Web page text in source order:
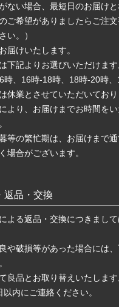
ない場合、最短日のお届けと
ご希望がありましたらご注
い。）
届けいたします。
下記よりお選びいただけます
時、16時-18時、18時-20時
休業とさせていただいており
より、お届けまでお時間を
等の繁忙期は、お届けまで通
場合がございます。
返品・交換
よる返品・交換につきまし
や破損等があった場合には
良品とお取り替えいたします
内にご連絡ください。